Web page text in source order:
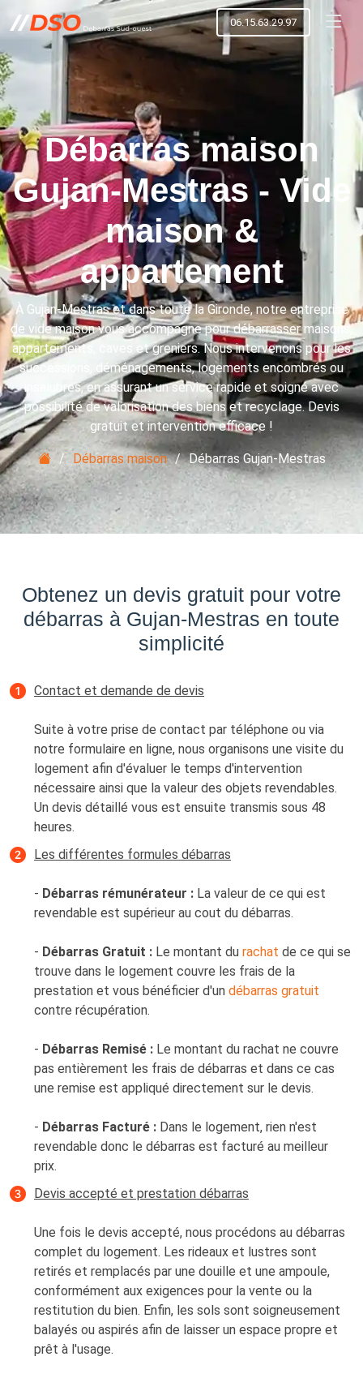
06.15.63.29.97
Débarras maison
Gujan-Mestras - Vide
maison &
appartement
À Gujan-Mestras et dans toute la Gironde, notre entreprise
de vide maison vous accompagne pour débarrasser maisons,
appartements, caves et greniers. Nous intervenons pour les
successions, déménagements, logements encombrés ou
insalubres, en assurant un service rapide et soigné avec
possibilité de valorisation des biens et recyclage. Devis
gratuit et intervention efficace !
Débarras maison Débarras Gujan-Mestras
Obtenez un devis gratuit pour votre
débarras à Gujan-Mestras en toute
simplicité
Contact et demande de devis
Suite à votre prise de contact par téléphone ou via
notre formulaire en ligne, nous organisons une visite du
logement afin d'évaluer le temps d'intervention
nécessaire ainsi que la valeur des objets revendables.
Un devis détaillé vous est ensuite transmis sous 48
heures.
Les différentes formules débarras
- Débarras rémunérateur : La valeur de ce qui est
revendable est supérieur au cout du débarras.
- Débarras Gratuit : Le montant du rachat de ce qui se
trouve dans le logement couvre les frais de la
prestation et vous bénéficier d'un débarras gratuit
contre récupération.
- Débarras Remisé : Le montant du rachat ne couvre
pas entièrement les frais de débarras et dans ce cas
une remise est appliqué directement sur le devis.
- Débarras Facturé : Dans le logement, rien n'est
revendable donc le débarras est facturé au meilleur
prix.
Devis accepté et prestation débarras
Une fois le devis accepté, nous procédons au débarras
complet du logement. Les rideaux et lustres sont
retirés et remplacés par une douille et une ampoule,
conformément aux exigences pour la vente ou la
restitution du bien. Enfin, les sols sont soigneusement
balayés ou aspirés afin de laisser un espace propre et
prêt à l'usage.